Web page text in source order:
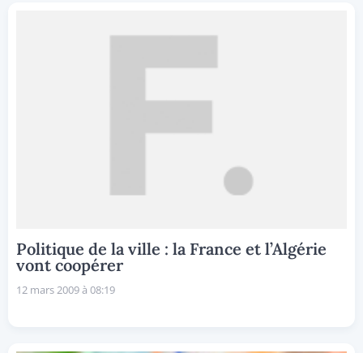
Politique de la ville : la France et l’Algérie
vont coopérer
12 mars 2009 à 08:19